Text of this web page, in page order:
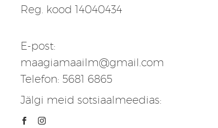
Reg. kood 14040434
E-post:
maagiamaailm@gmail.com
Telefon: 5681 6865
Jälgi meid sotsiaalmeedias: